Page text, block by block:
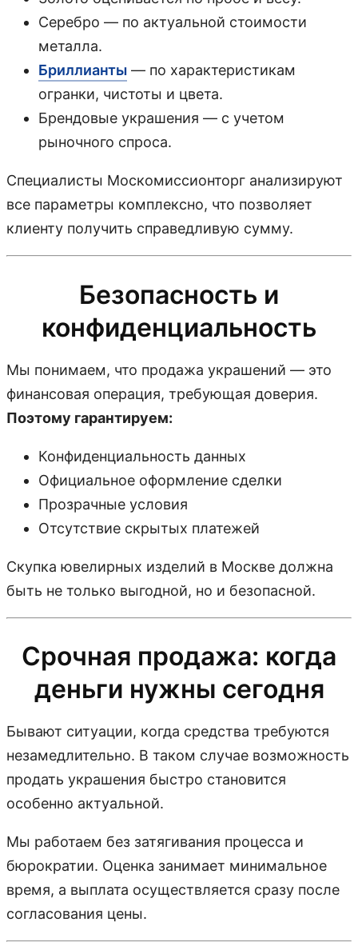
Серебро — по актуальной стоимости
металла.
Бриллианты — по характеристикам
огранки, чистоты и цвета.
Брендовые украшения — с учетом
рыночного спроса.
Специалисты Москомиссионторг анализируют
все параметры комплексно, что позволяет
клиенту получить справедливую сумму.
Безопасность и
конфиденциальность
Мы понимаем, что продажа украшений — это
финансовая операция, требующая доверия.
Поэтому гарантируем:
Конфиденциальность данных
Официальное оформление сделки
Прозрачные условия
Отсутствие скрытых платежей
Скупка ювелирных изделий в Москве должна
быть не только выгодной, но и безопасной.
Срочная продажа: когда
деньги нужны сегодня
Бывают ситуации, когда средства требуются
незамедлительно. В таком случае возможность
продать украшения быстро становится
особенно актуальной.
Мы работаем без затягивания процесса и
бюрократии. Оценка занимает минимальное
время, а выплата осуществляется сразу после
согласования цены.